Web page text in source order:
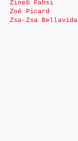
Zineb Fahsi
Zoé Picard
Zsa-Zsa Bellavida